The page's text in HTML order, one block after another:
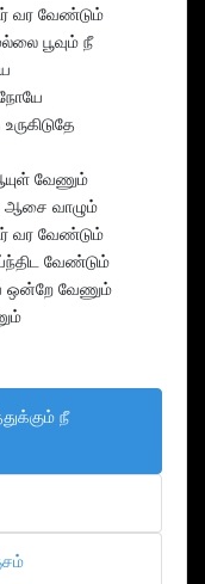
வர வேண்டும்
பூவும் நீ
வேணும்
ஆசை வாழும்
வர வேண்டும்
வேண்டும்
ஒன்றே வேணும்
நீ